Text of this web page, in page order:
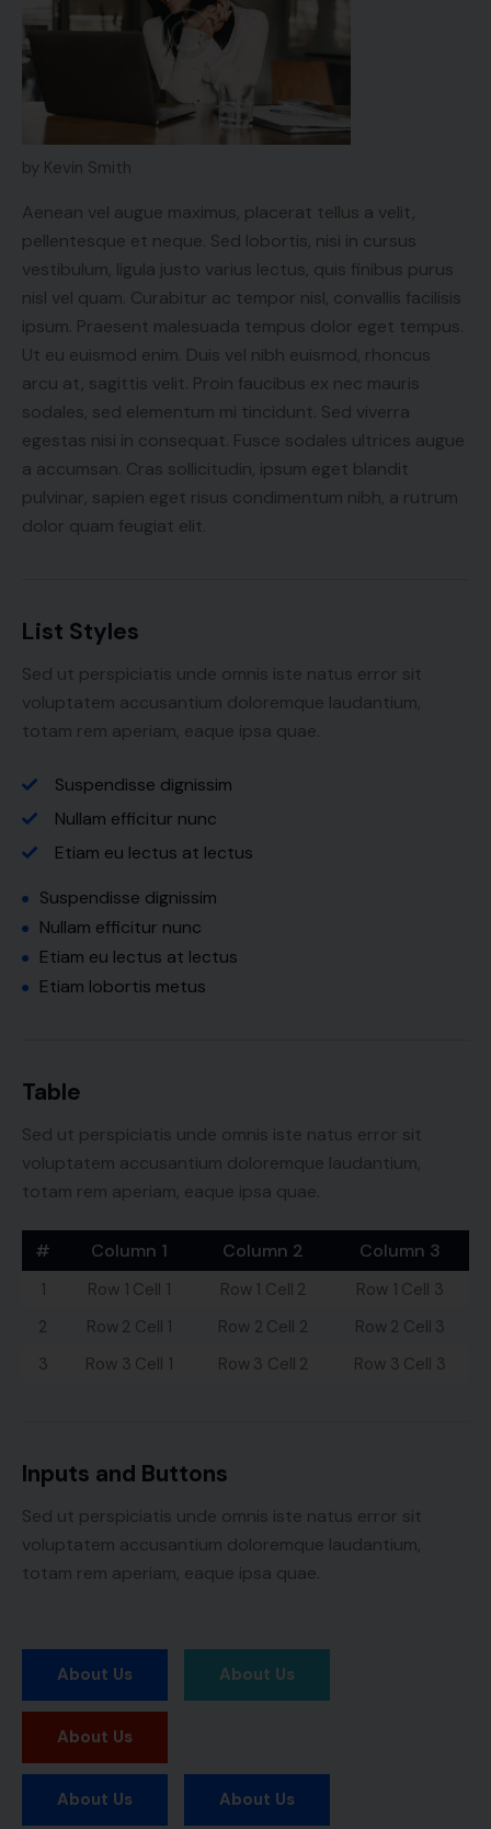
by Kevin Smith
Aenean vel augue maximus, placerat tellus a velit,
pellentesque et neque. Sed lobortis, nisi in cursus
vestibulum, ligula justo varius lectus, quis finibus purus
nisl vel quam. Curabitur ac tempor nisl, convallis facilisis
ipsum. Praesent malesuada tempus dolor eget tempus.
Ut eu euismod enim. Duis vel nibh euismod, rhoncus
arcu at, sagittis velit. Proin faucibus ex nec mauris
sodales, sed elementum mi tincidunt. Sed viverra
egestas nisi in consequat. Fusce sodales ultrices augue
a accumsan. Cras sollicitudin, ipsum eget blandit
pulvinar, sapien eget risus condimentum nibh, a rutrum
dolor quam feugiat elit.
List Styles
Sed ut perspiciatis unde omnis iste natus error sit
voluptatem accusantium doloremque laudantium,
totam rem aperiam, eaque ipsa quae.
Suspendisse dignissim
Nullam efficitur nunc
Etiam eu lectus at lectus
Suspendisse dignissim
Nullam efficitur nunc
Etiam eu lectus at lectus
Etiam lobortis metus
Table
Sed ut perspiciatis unde omnis iste natus error sit
voluptatem accusantium doloremque laudantium,
totam rem aperiam, eaque ipsa quae.
# Column 1 Column 2 Column 3
1 Row 1 Cell 1 Row 1 Cell 2
Row 1 Cell 3
2
Row 2 Cell 1 Row 2 Cell 2
Row 2 Cell 3
3
Row 3 Cell 1 Row 3 Cell 2 Row 3 Cell 3
Inputs and Buttons
Sed ut perspiciatis unde omnis iste natus error sit
voluptatem accusantium doloremque laudantium,
totam rem aperiam, eaque ipsa quae.
About Us About Us
About Us
About Us About Us